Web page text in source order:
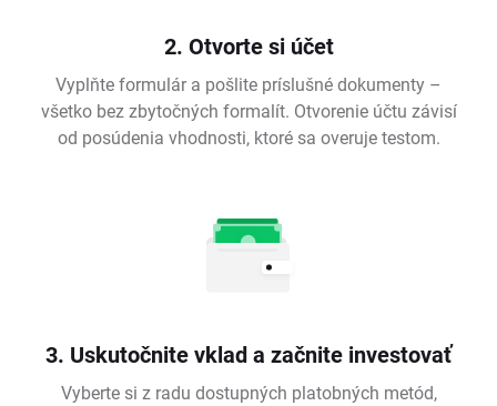
2. Otvorte si účet
Vyplňte formulár a pošlite príslušné dokumenty –
všetko bez zbytočných formalít. Otvorenie účtu závisí
od posúdenia vhodnosti, ktoré sa overuje testom.
3. Uskutočnite vklad a začnite investovať
Vyberte si z radu dostupných platobných metód,